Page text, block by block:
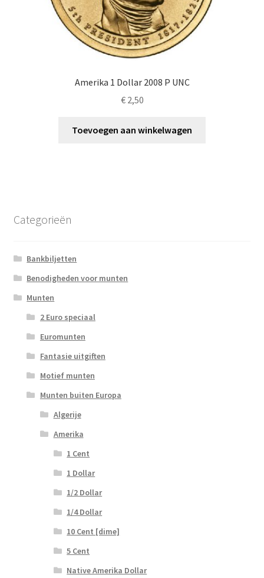
Amerika 1 Dollar 2008 P UNC
€2,50
Toevoegen aan winkelwagen
Categorieën
Bankbiljetten
Benodigheden voor munten
Munten
2 Euro speciaal
Euromunten
Fantasie uitgiften
Motief munten
Munten buiten Europa
Algerije
Amerika
1 Cent
1 Dollar
1/2 Dollar
1/4 Dollar
10 Cent [dime]
5 Cent
Native Amerika Dollar